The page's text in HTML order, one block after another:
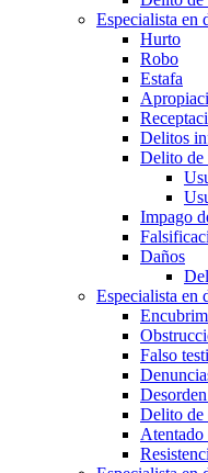
Especialista en
Hurto
Robo
Estafa
Delitos
Delito de
Impago
Daños
Especialista en
Falso
Delito de
Atentado